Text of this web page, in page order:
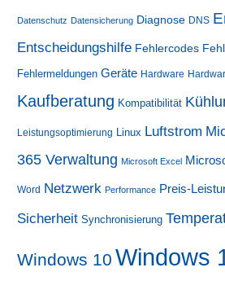
Datenschutz Datensicherung Diagnose DNS
Entscheidungshilfe Fehlercodes
Fehlermeldungen Geräte Hardware
Kaufberatung Kompatibilität
Leistungsoptimierung Linux Luftstrom
365 Verwaltung Microsoft Excel
Word Netzwerk Performance Preis-
Sicherheit Synchronisierung
Windows 10 Windows